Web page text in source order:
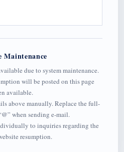
Maintenance
due to system maintenance.
will be posted on this page
available.
above manually. Replace the full-
when sending e-mail.
to inquiries regarding the
resumption.